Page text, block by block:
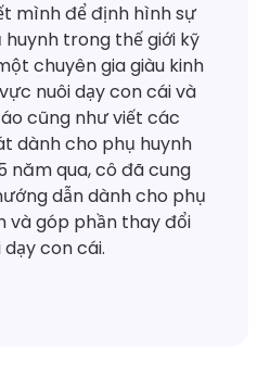
mình để định hình sự
trong thế giới kỹ
chuyên gia giàu kinh
nuôi dạy con cái và
cũng như viết các
dành cho phụ huynh
năm qua, cô đã cung
dẫn dành cho phụ
và góp phần thay đổi
con cái.